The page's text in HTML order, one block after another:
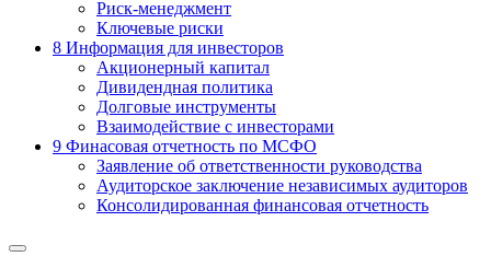
Риск-менеджмент
Ключевые риски
8 Информация для инвесторов
Акционерный капитал
Дивидендная политика
Долговые инструменты
Взаимодействие с инвеcторами
9 Финасовая отчетность по МСФО
Заявление об ответственности руководства
Аудиторское заключение независимых аудиторов
Консолидированная финансовая отчетность